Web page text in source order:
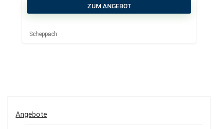
ZUM ANGEBOT
Scheppach
Angebote